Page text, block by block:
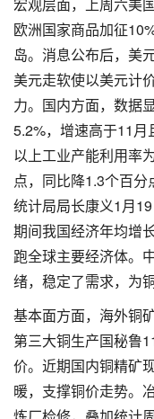
欧洲国家商品加征
岛。消息公布后，美
美元走软使以美元计
力。国内方面，数据
5.2%，增速高于11
以上工业产能利用率
点，同比降1.3个百
统计局局长康义1月
期间我国经济年均增
跑全球主要经济体。
绪，稳定了需求，为
基本面方面，海外铜
第三大铜生产国秘鲁
价。近期国内铜精矿
暖，支撑铜价走势。